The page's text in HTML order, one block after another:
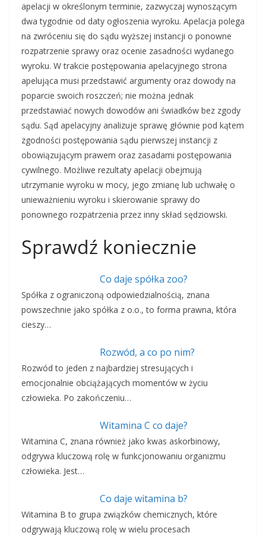
apelacji w określonym terminie, zazwyczaj wynoszącym
dwa tygodnie od daty ogłoszenia wyroku. Apelacja polega
na zwróceniu się do sądu wyższej instancji o ponowne
rozpatrzenie sprawy oraz ocenie zasadności wydanego
wyroku. W trakcie postępowania apelacyjnego strona
apelująca musi przedstawić argumenty oraz dowody na
poparcie swoich roszczeń; nie można jednak
przedstawiać nowych dowodów ani świadków bez zgody
sądu. Sąd apelacyjny analizuje sprawę głównie pod kątem
zgodności postępowania sądu pierwszej instancji z
obowiązującym prawem oraz zasadami postępowania
cywilnego. Możliwe rezultaty apelacji obejmują
utrzymanie wyroku w mocy, jego zmianę lub uchwałę o
unieważnieniu wyroku i skierowanie sprawy do
ponownego rozpatrzenia przez inny skład sędziowski.
Sprawdź koniecznie
Co daje spółka zoo?
Spółka z ograniczoną odpowiedzialnością, znana
powszechnie jako spółka z o.o., to forma prawna, która
cieszy…
Rozwód, a co po nim?
Rozwód to jeden z najbardziej stresujących i
emocjonalnie obciążających momentów w życiu
człowieka. Po zakończeniu…
Witamina C co daje?
Witamina C, znana również jako kwas askorbinowy,
odgrywa kluczową rolę w funkcjonowaniu organizmu
człowieka. Jest…
Co daje witamina b?
Witamina B to grupa związków chemicznych, które
odgrywają kluczową rolę w wielu procesach